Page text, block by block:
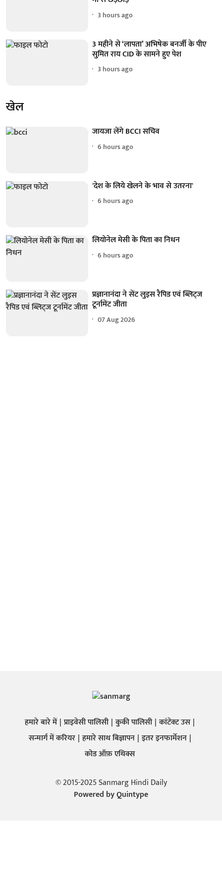
3 hours ago
3 महीने से ‘लापता’ अभिषेक बनर्जी के पीए
सुमित राय CID के सामने हुए पेश
3 hours ago
खेल
जायजा लेंगे BCCI सचिव
6 hours ago
'देश के लिये खेलने के भाव से उतरना'
6 hours ago
लियोनेल मेसी के पिता का निधन
6 hours ago
प्रज्ञानानंदा ने सेंट लुइस रैपिड एवं ब्लिट्ज
टूर्नामेंट जीता
07 Aug 2026
हमारे बारे में प्राइवेसी पालिसी कुकी पालिसी कांटेक्ट उस
सन्मार्ग में करियर हमारे साथ बिज्ञापन इतर इनफार्मेशन
कोड ऑफ़ एथिक्स
© 2015-2025 Sanmarg Hindi Daily
Powered byQuintype